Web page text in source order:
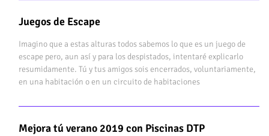
Juegos de Escape
Imagino que a estas alturas todos sabemos lo que es un juego de
escape pero, aun así y para los despistados, intentaré explicarlo
resumidamente. Tú y tus amigos sois encerrados, voluntariamente,
en una habitación o en un circuito de habitaciones
Mejora tú verano 2019 con Piscinas DTP